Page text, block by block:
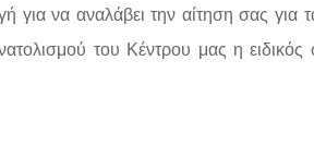
για να αναλάβει την αίτηση σας για
του Κέντρου μας η ειδικός